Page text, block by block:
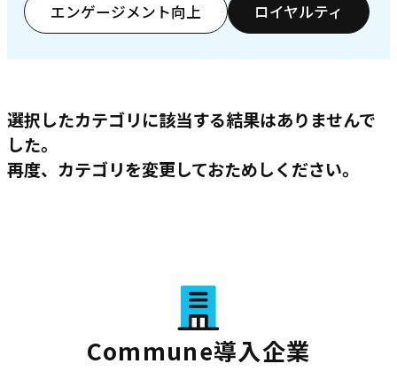
エンゲージメント向上 ロイヤルティ
選択したカテゴリに該当する結果はありませんで
した。
再度、カテゴリを変更しておためしください。
Commune導入企業